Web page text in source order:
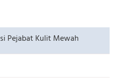
Pejabat Kulit Mewah